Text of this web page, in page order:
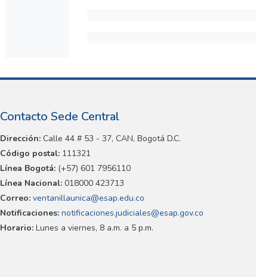
Contacto Sede Central
Dirección: Calle 44 # 53 - 37, CAN, Bogotá D.C.
Código postal: 111321
Línea Bogotá: (+57) 601 7956110
Línea Nacional: 018000 423713
Correo: ventanillaunica@esap.edu.co
Notificaciones: notificaciones.judiciales@esap.gov.co
Horario: Lunes a viernes, 8 a.m. a 5 p.m.